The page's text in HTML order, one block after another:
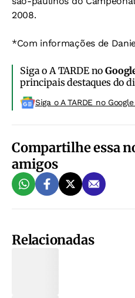
2008.
*Com informações de
Siga o A TARDE no
principais destaques do
Siga o A TARDE no
Compartilhe essa
amigos
Relacionadas